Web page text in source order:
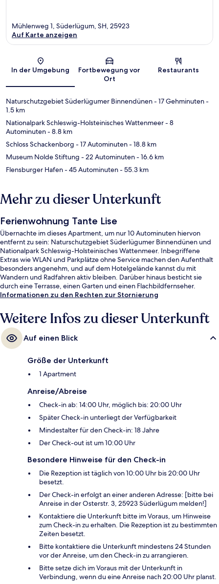
Karte
Mühlenweg 1, Süderlügum, SH, 25923
Auf Karte anzeigen
In der Umgebung
Fortbewegung vor
Ort
Restaurants
Naturschutzgebiet Süderlügumer Binnendünen- 17 Gehminuten-
1.5 km
Nationalpark Schleswig-Holsteinisches Wattenmeer- 8
Autominuten- 8.8 km
Schloss Schackenborg - 17 Autominuten- 18.8 km
Museum Nolde Stiftung - 22 Autominuten- 16.6 km
Flensburger Hafen- 45 Autominuten- 55.3 km
Mehr zu dieser Unterkunft
Ferienwohnung Tante Lise
Übernachte im dieses Apartment, um nur 10 Autominuten hiervon
entfernt zu sein: Naturschutzgebiet Süderlügumer Binnendünen und
Nationalpark Schleswig-Holsteinisches Wattenmeer. Inbegriffene
Extras wie WLAN und Parkplätze ohne Service machen den Aufenthalt
besonders angenehm, und auf dem Hotelgelände kannst du mit
Wandern und Radfahren aktiv bleiben. Darüber hinaus besticht sie
durch eine Terrasse, einen Garten und einen Flachbildfernseher.
Informationen zu den Rechten zur Stornierung
Weitere Infos zu dieser Unterkunft
Auf einen Blick
Größe der Unterkunft
1 Apartment
Anreise/Abreise
Check-in ab: 14:00 Uhr, möglich bis: 20:00 Uhr
Später Check-in unterliegt der Verfügbarkeit
Mindestalter für den Check-in: 18 Jahre
Der Check-out ist um 10:00 Uhr
Besondere Hinweise für den Check-in
Die Rezeption ist täglich von 10:00 Uhr bis 20:00 Uhr
besetzt.
Der Check-in erfolgt an einer anderen Adresse: [bitte bei
Anreise in der Osterstr. 3, 25923 Süderlügum melden!]
Kontaktiere die Unterkunft bitte im Voraus, um Hinweise
zum Check-in zu erhalten. Die Rezeption ist zu bestimmten
Zeiten besetzt.
Bitte kontaktiere die Unterkunft mindestens 24 Stunden
vor der Anreise, um den Check-in zu arrangieren.
Bitte setze dich im Voraus mit der Unterkunft in
Verbindung, wenn du eine Anreise nach 20:00 Uhr planst.